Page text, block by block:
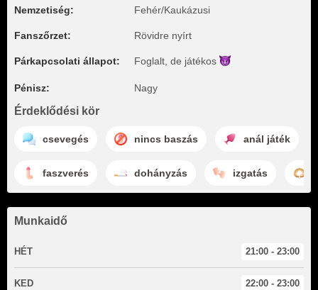
Nemzetiség: Fehér/Kaukázusi
Fanszőrzet: Rövidre nyírt
Párkapcsolati állapot: Foglalt, de játékos
Pénisz: Nagy
Érdeklődési kör
csevegés nincs baszás anál játék
faszverés dohányzás izgatás
Munkaidő
HÉT 21:00 - 23:00
KED 22:00 - 23:00